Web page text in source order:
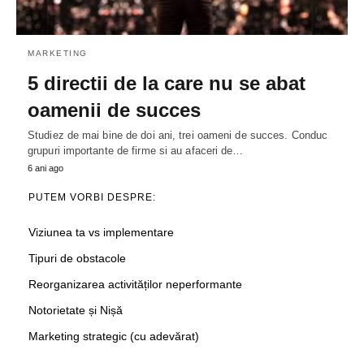
MARKETING
5 directii de la care nu se abat
oamenii de succes
Studiez de mai bine de doi ani, trei oameni de succes. Conduc
grupuri importante de firme si au afaceri de…
6 ani ago
PUTEM VORBI DESPRE:
Viziunea ta vs implementare
Tipuri de obstacole
Reorganizarea activităților neperformante
Notorietate și Nișă
Marketing strategic (cu adevărat)